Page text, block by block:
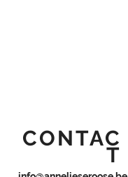
CONTAC
T